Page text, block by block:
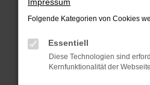
Fehler: Network Error
Beim Laden ist ein Fehler
Hier sind ein paar Tipps, die
Folgende Kategorien von Cookies
Essentiell
Diese Technologien sind
Kernfunktionalität der